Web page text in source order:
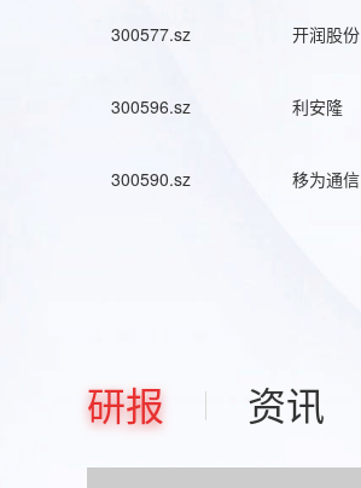
300577.sz 开润股份
300596.sz 利安隆
300590.sz 移为通信
研报 资讯